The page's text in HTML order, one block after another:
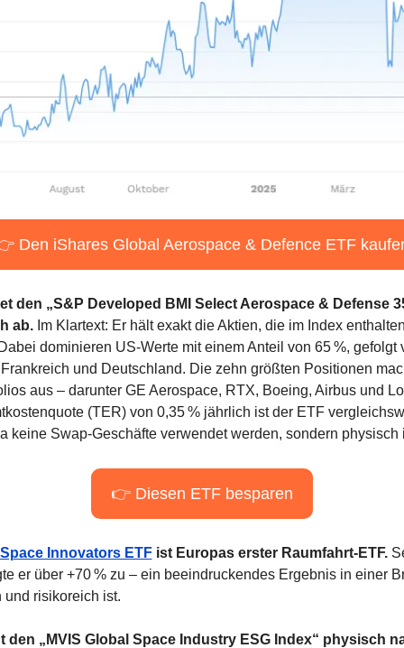
Den iShares Global Aerospace & Defence ETF
den „S&P Developed BMI Select Aerospace & Defense
ab. Im Klartext: Er hält exakt die Aktien, die im Index
dominieren US-Werte mit einem Anteil von 65 %, gefolgt
und Deutschland. Die zehn größten Positionen
aus – darunter GE Aerospace, RTX, Boeing, Airbus und
(TER) von 0,35 % jährlich ist der ETF
keine Swap-Geschäfte verwendet werden, sondern physisch
👉 Diesen ETF besparen
Innovators ETF ist Europas erster Raumfahrt-ETF.
er über +70 % zu – ein beeindruckendes Ergebnis in einer
risikoreich ist.
den „MVIS Global Space Industry ESG Index“ physisch